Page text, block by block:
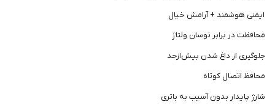
ایمنی هوشمند + آرامش خیال
محافظت در برابر نوسان ولتاژ
جلوگیری از داغ شدن بیش‌ازحد
محافظ اتصال کوتاه
شارژ پایدار بدون آسیب به باتری